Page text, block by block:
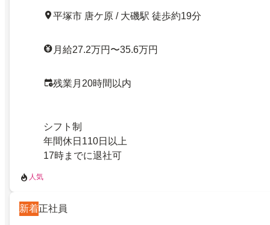
平塚市 唐ケ原 / 大磯駅 徒歩約19分
月給27.2万円〜35.6万円
残業月20時間以内
シフト制
年間休日110日以上
17時までに退社可
人気
新着正社員